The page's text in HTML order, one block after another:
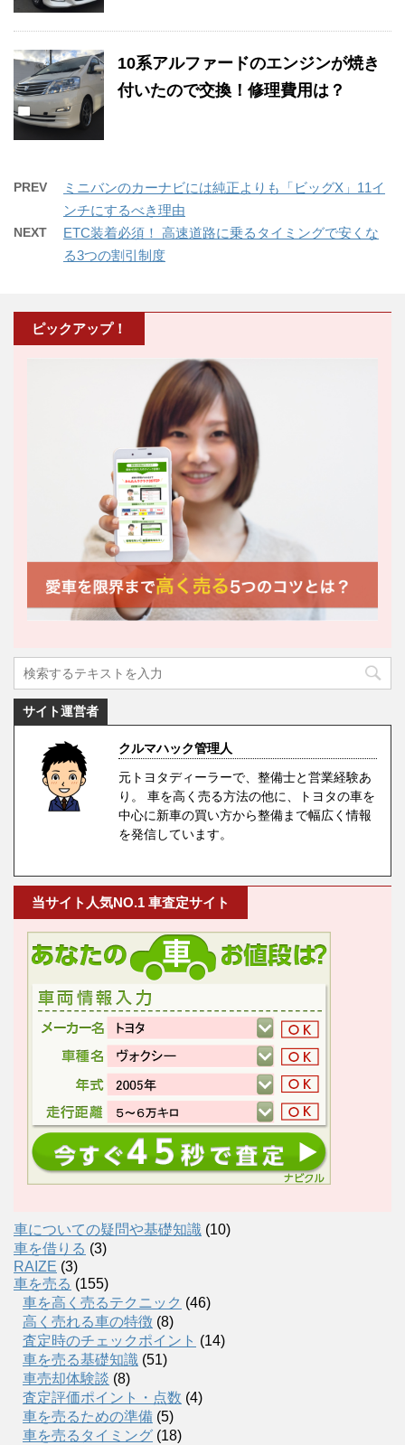
10系アルファードのエンジンが焼き
付いたので交換！修理費用は？
PREV
ミニバンのカーナビには純正よりも「ビッグX」11イ
ンチにするべき理由
NEXT
ETC装着必須！ 高速道路に乗るタイミングで安くな
る3つの割引制度
ピックアップ！
サイト運営者
クルマハック管理人
元トヨタディーラーで、整備士と営業経験あ
り。 車を高く売る方法の他に、トヨタの車を
中心に新車の買い方から整備まで幅広く情報
を発信しています。
当サイト人気NO.1 車査定サイト
車についての疑問や基礎知識 (10)
車を借りる (3)
RAIZE (3)
車を売る (155)
車を高く売るテクニック (46)
高く売れる車の特徴 (8)
査定時のチェックポイント (14)
車を売る基礎知識 (51)
車売却体験談 (8)
査定評価ポイント・点数 (4)
車を売るための準備 (5)
車を売るタイミング (18)